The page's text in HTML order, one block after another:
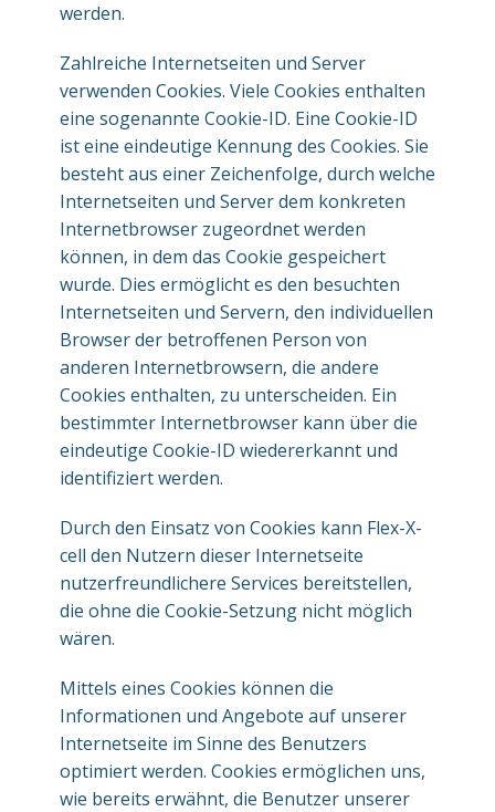
werden.
Zahlreiche Internetseiten und Server
verwenden Cookies. Viele Cookies enthalten
eine sogenannte Cookie-ID. Eine Cookie-ID
ist eine eindeutige Kennung des Cookies. Sie
besteht aus einer Zeichenfolge, durch welche
Internetseiten und Server dem konkreten
Internetbrowser zugeordnet werden
können, in dem das Cookie gespeichert
wurde. Dies ermöglicht es den besuchten
Internetseiten und Servern, den individuellen
Browser der betroffenen Person von
anderen Internetbrowsern, die andere
Cookies enthalten, zu unterscheiden. Ein
bestimmter Internetbrowser kann über die
eindeutige Cookie-ID wiedererkannt und
identifiziert werden.
Durch den Einsatz von Cookies kann Flex-X-
cell den Nutzern dieser Internetseite
nutzerfreundlichere Services bereitstellen,
die ohne die Cookie-Setzung nicht möglich
wären.
Mittels eines Cookies können die
Informationen und Angebote auf unserer
Internetseite im Sinne des Benutzers
optimiert werden. Cookies ermöglichen uns,
wie bereits erwähnt, die Benutzer unserer